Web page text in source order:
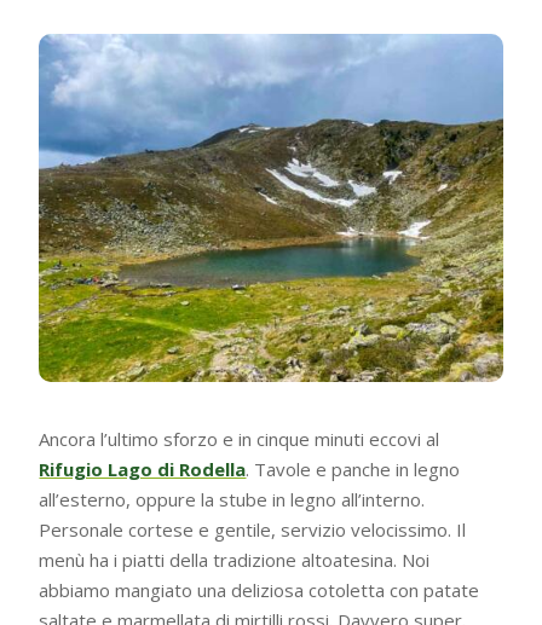
Ancora l’ultimo sforzo e in cinque minuti eccovi al
Rifugio Lago di Rodella. Tavole e panche in legno
all’esterno, oppure la stube in legno all’interno.
Personale cortese e gentile, servizio velocissimo. Il
menù ha i piatti della tradizione altoatesina. Noi
abbiamo mangiato una deliziosa cotoletta con patate
saltate e marmellata di mirtilli rossi. Davvero super.